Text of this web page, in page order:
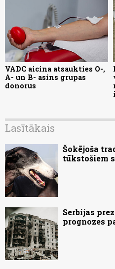
VADC aicina atsaukties O-,
A- un B- asins grupas
donorus
Lasītākais
Šokējoša
tūkstošiem
Serbijas
prognozes